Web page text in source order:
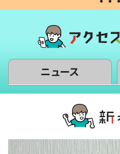
ニュース